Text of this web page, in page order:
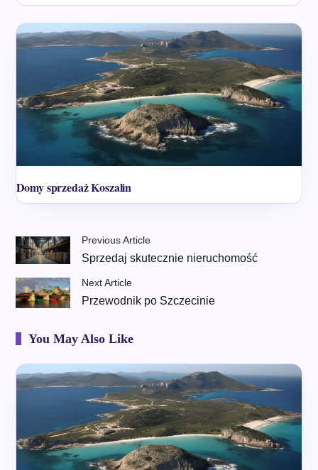
Domy sprzedaż Koszalin
Previous Article
Sprzedaj skutecznie nieruchomość
Next Article
Przewodnik po Szczecinie
You May Also Like